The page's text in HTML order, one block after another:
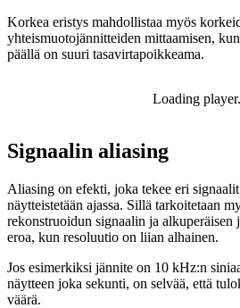
Korkea eristys mahdollistaa myös
yhteismuotojännitteiden mittaamisen,
päällä on suuri tasavirtapoikkeama.
Loading
Signaalin aliasing
Aliasing on efekti, joka tekee eri
näytteistetään ajassa. Sillä tarkoitetaan
rekonstruoidun signaalin ja alkuperäisen
eroa, kun resoluutio on liian alhainen.
Jos esimerkiksi jännite on 10 kHz:n
näytteen joka sekunti, on selvää, että
väärä.